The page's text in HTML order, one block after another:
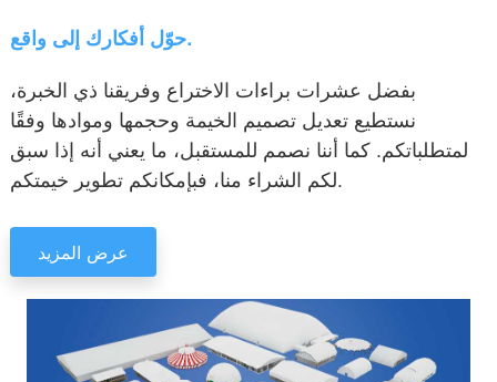
حوّل أفكارك إلى واقع.
بفضل عشرات براءات الاختراع وفريقنا ذي الخبرة،
نستطيع تعديل تصميم الخيمة وحجمها وموادها وفقًا
لمتطلباتكم. كما أننا نصمم للمستقبل، ما يعني أنه إذا سبق
لكم الشراء منا، فبإمكانكم تطوير خيمتكم.
عرض المزيد